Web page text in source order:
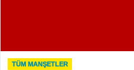
TÜM MANŞETLER